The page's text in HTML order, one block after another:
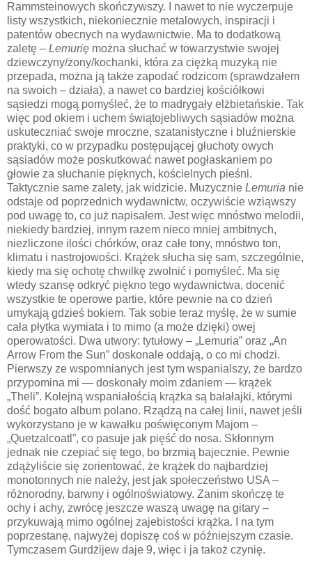
Rammsteinowych skończywszy. I nawet to nie wyczerpuje
listy wszystkich, niekoniecznie metalowych, inspiracji i
patentów obecnych na wydawnictwie. Ma to dodatkową
zaletę – Lemurię można słuchać w towarzystwie swojej
dziewczyny/żony/kochanki, która za ciężką muzyką nie
przepada, można ją także zapodać rodzicom (sprawdzałem
na swoich – działa), a nawet co bardziej kościółkowi
sąsiedzi mogą pomyśleć, że to madrygały elżbietańskie. Tak
więc pod okiem i uchem świątojebliwych sąsiadów można
uskuteczniać swoje mroczne, szatanistyczne i bluźnierskie
praktyki, co w przypadku postępującej głuchoty owych
sąsiadów może poskutkować nawet pogłaskaniem po
głowie za słuchanie pięknych, kościelnych pieśni.
Taktycznie same zalety, jak widzicie. Muzycznie Lemuria nie
odstaje od poprzednich wydawnictw, oczywiście wziąwszy
pod uwagę to, co już napisałem. Jest więc mnóstwo melodii,
niekiedy bardziej, innym razem nieco mniej ambitnych,
niezliczone ilości chórków, oraz całe tony, mnóstwo ton,
klimatu i nastrojowości. Krążek słucha się sam, szczególnie,
kiedy ma się ochotę chwilkę zwolnić i pomyśleć. Ma się
wtedy szansę odkryć piękno tego wydawnictwa, docenić
wszystkie te operowe partie, które pewnie na co dzień
umykają gdzieś bokiem. Tak sobie teraz myślę, że w sumie
cała płytka wymiata i to mimo (a może dzięki) owej
operowatości. Dwa utwory: tytułowy – „Lemuria” oraz „An
Arrow From the Sun” doskonale oddają, o co mi chodzi.
Pierwszy ze wspomnianych jest tym wspanialszy, że bardzo
przypomina mi — doskonały moim zdaniem — krążek
„Theli”. Kolejną wspaniałością krążka są bałałajki, którymi
dość bogato album polano. Rządzą na całej linii, nawet jeśli
wykorzystano je w kawałku poświęconym Majom –
„Quetzalcoatl”, co pasuje jak pięść do nosa. Skłonnym
jednak nie czepiać się tego, bo brzmią bajecznie. Pewnie
zdążyliście się zorientować, że krążek do najbardziej
monotonnych nie należy, jest jak społeczeństwo USA –
różnorodny, barwny i ogólnoświatowy. Zanim skończę te
ochy i achy, zwrócę jeszcze waszą uwagę na gitary –
przykuwają mimo ogólnej zajebistości krążka. I na tym
poprzestanę, najwyżej dopiszę coś w późniejszym czasie.
Tymczasem Gurdżijew daje 9, więc i ja takoż czynię.